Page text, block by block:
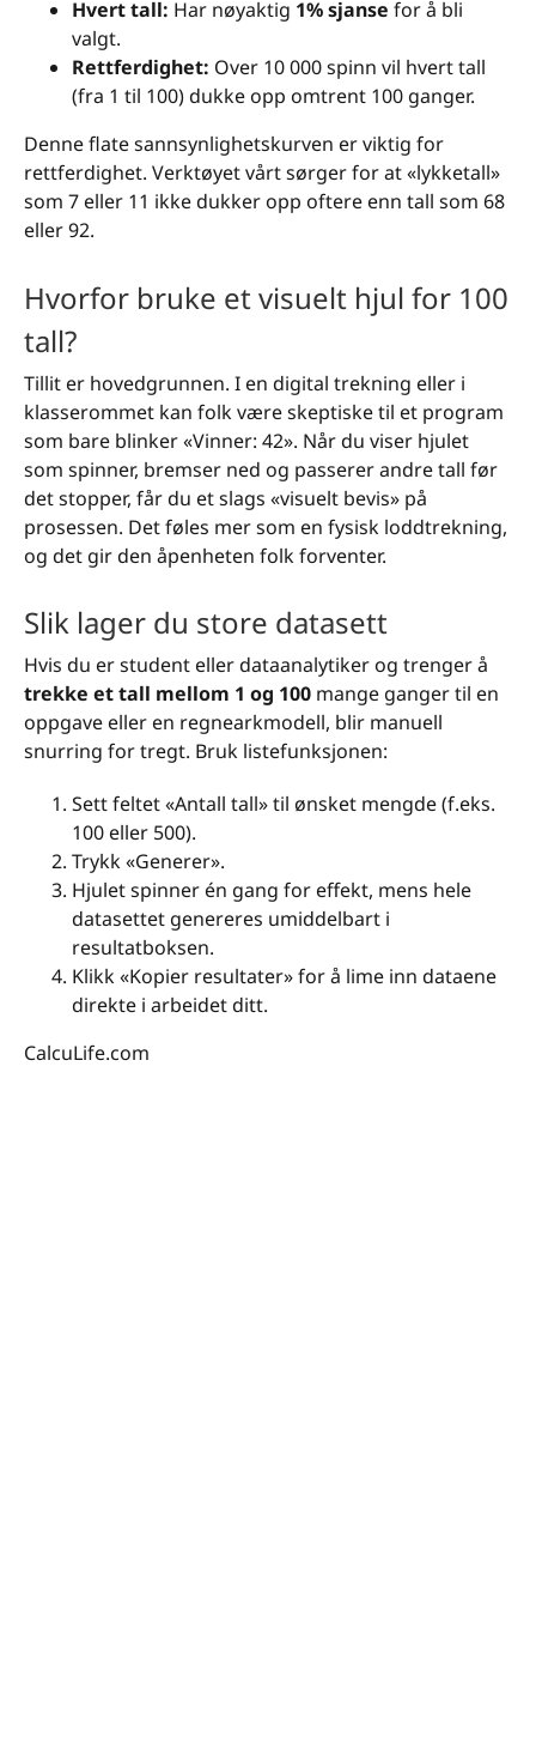
Hvert tall: Har nøyaktig 1% sjanse for å bli
valgt.
Rettferdighet: Over 10 000 spinn vil hvert tall
(fra 1 til 100) dukke opp omtrent 100 ganger.
Denne flate sannsynlighetskurven er viktig for
rettferdighet. Verktøyet vårt sørger for at «lykketall»
som 7 eller 11 ikke dukker opp oftere enn tall som 68
eller 92.
Hvorfor bruke et visuelt hjul for 100
tall?
Tillit er hovedgrunnen. I en digital trekning eller i
klasserommet kan folk være skeptiske til et program
som bare blinker «Vinner: 42». Når du viser hjulet
som spinner, bremser ned og passerer andre tall før
det stopper, får du et slags «visuelt bevis» på
prosessen. Det føles mer som en fysisk loddtrekning,
og det gir den åpenheten folk forventer.
Slik lager du store datasett
Hvis du er student eller dataanalytiker og trenger å
trekke et tall mellom 1 og 100 mange ganger til en
oppgave eller en regnearkmodell, blir manuell
snurring for tregt. Bruk listefunksjonen:
Sett feltet «Antall tall» til ønsket mengde (f.eks.
100 eller 500).
Trykk «Generer».
Hjulet spinner én gang for effekt, mens hele
datasettet genereres umiddelbart i
resultatboksen.
Klikk «Kopier resultater» for å lime inn dataene
direkte i arbeidet ditt.
CalcuLife.com